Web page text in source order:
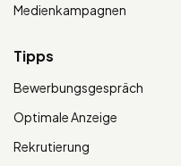
Medienkampagnen
Tipps
Bewerbungsgespräch
Optimale Anzeige
Rekrutierung